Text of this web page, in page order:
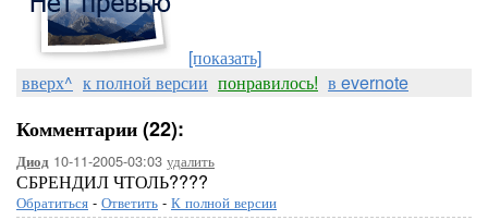
[показать]
вверх^ к полной версии понравилось! в evernote
Комментарии (22):
Диод 10-11-2005-03:03 удалить
СБРЕНДИЛ ЧТОЛЬ????
Обратиться - Ответить - К полной версии